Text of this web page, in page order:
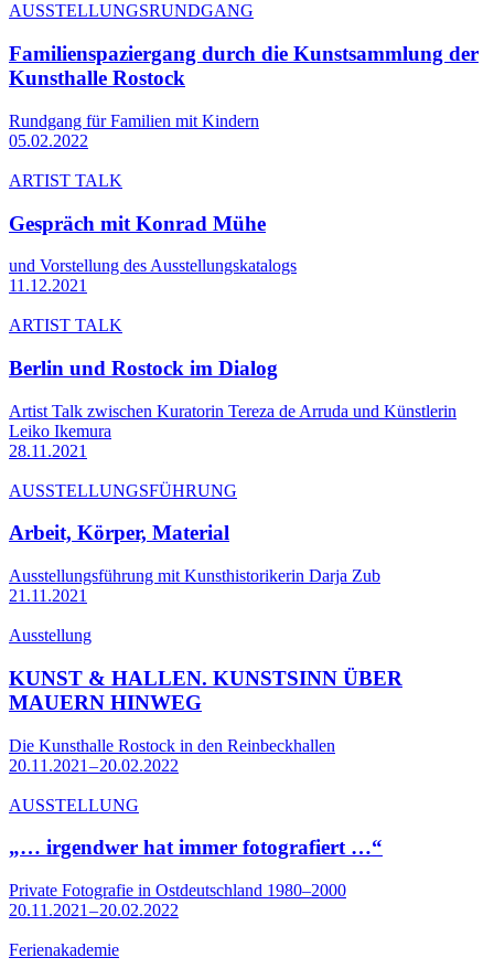
AUSSTELLUNGSRUNDGANG
Familienspaziergang durch die Kunstsammlung der
Kunsthalle Rostock
Rundgang für Familien mit Kindern
05.02.2022
ARTIST TALK
Gespräch mit Konrad Mühe
und Vorstellung des Ausstellungskatalogs
11.12.2021
ARTIST TALK
Berlin und Rostock im Dialog
Artist Talk zwischen Kuratorin Tereza de Arruda und Künstlerin
Leiko Ikemura
28.11.2021
AUSSTELLUNGSFÜHRUNG
Arbeit, Körper, Material
Ausstellungsführung mit Kunsthistorikerin Darja Zub
21.11.2021
Ausstellung
KUNST & HALLEN. KUNSTSINN ÜBER
MAUERN HINWEG
Die Kunsthalle Rostock in den Reinbeckhallen
20.11.2021 – 20.02.2022
AUSSTELLUNG
„… irgendwer hat immer fotografiert …“
Private Fotografie in Ostdeutschland 1980–2000
20.11.2021 – 20.02.2022
Ferienakademie